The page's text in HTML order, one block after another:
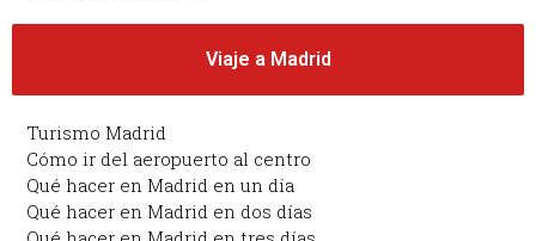
Viaje a Madrid
Turismo Madrid
Cómo ir del aeropuerto al centro
Qué hacer en Madrid en un día
Qué hacer en Madrid en dos días